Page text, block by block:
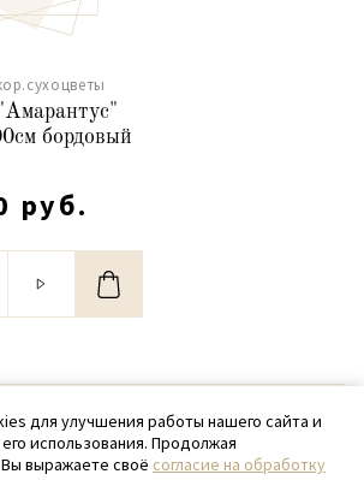
бордовый
руб.
© 2020 - 2026 SamPack
+ 7 (918) 699-97-87
для улучшения работы нашего сайта и
использования. Продолжая
выражаете своё согласие на обработку